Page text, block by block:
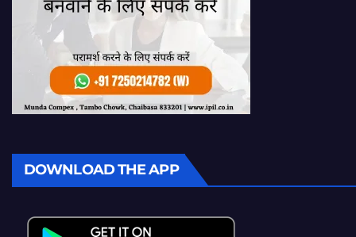
DOWNLOAD THE APP